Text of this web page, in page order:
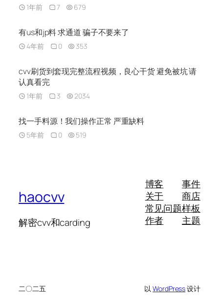
1年前 7 679
有us和jp料 求通道 骗子不要来了
4年前 0 353
cvv刷货到套现完整流程视频，良心干货 避免被坑 请
认真看完
1年前 3 2034
找一手料源！我们操作正常 严重缺料
5年前 0 519
haocvv
解密cvv和carding
博客
关于
常见问题
作者
事件
商店
样板
主题
二〇二五 以WordPress设计